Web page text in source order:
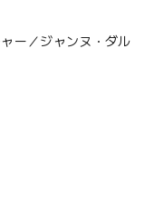
ー／ジャンヌ・ダル